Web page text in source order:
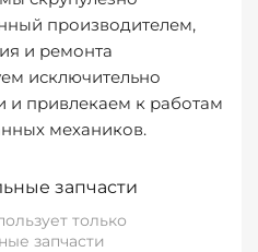
производителем,
и ремонта
исключительно
и привлекаем к работам
механиков.
запчасти
только
запчасти